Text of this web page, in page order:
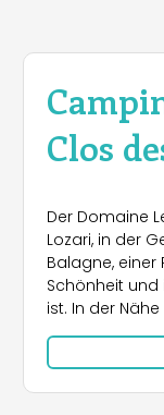
Clos
Der Domaine
Lozari, in der
Balagne, einer
Schönheit und
ist. In der
Städte Calvi
wenigen
Möglichkeiten
Entspannung